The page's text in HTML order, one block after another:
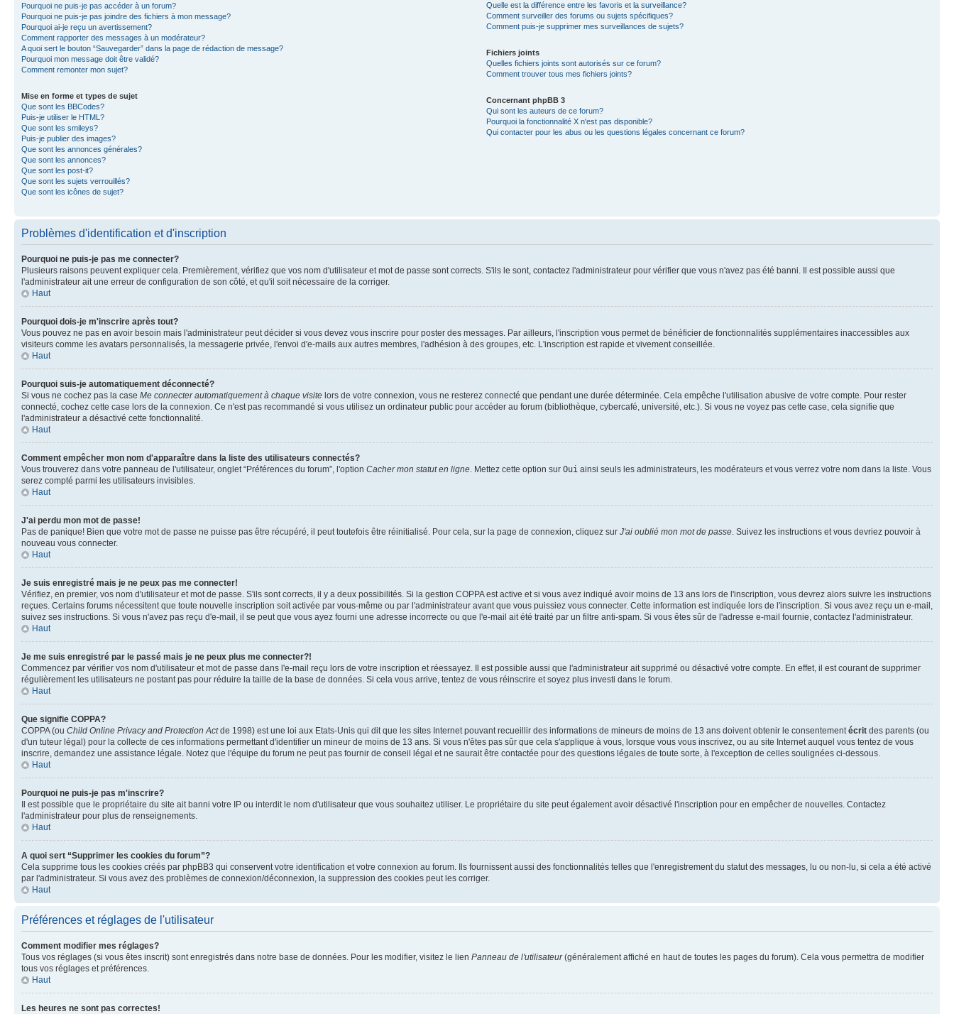
Pourquoi ne puis-je pas accéder à un forum?
Pourquoi ne puis-je pas joindre des fichiers à mon message?
Pourquoi ai-je reçu un avertissement?
Comment rapporter des messages à un modérateur?
A quoi sert le bouton “Sauvegarder” dans la page de rédaction de message?
Pourquoi mon message doit être validé?
Comment remonter mon sujet?
Mise en forme et types de sujet
Que sont les BBCodes?
Puis-je utiliser le HTML?
Que sont les smileys?
Puis-je publier des images?
Que sont les annonces générales?
Que sont les annonces?
Que sont les post-it?
Que sont les sujets verrouillés?
Que sont les icônes de sujet?
Quelle est la différence entre les favoris et la surveillance?
Comment surveiller des forums ou sujets spécifiques?
Comment puis-je supprimer mes surveillances de sujets?
Fichiers joints
Quelles fichiers joints sont autorisés sur ce forum?
Comment trouver tous mes fichiers joints?
Concernant phpBB 3
Qui sont les auteurs de ce forum?
Pourquoi la fonctionnalité X n'est pas disponible?
Qui contacter pour les abus ou les questions légales concernant ce forum?
Problèmes d'identification et d'inscription
Pourquoi ne puis-je pas me connecter?
Plusieurs raisons peuvent expliquer cela. Premièrement, vérifiez que vos nom d'utilisateur et mot de passe sont corrects. S'ils le sont, contactez l'administrateur pour vérifier que vous n'avez pas été banni. Il est possible aussi que
l'administrateur ait une erreur de configuration de son côté, et qu'il soit nécessaire de la corriger.
Haut
Pourquoi dois-je m'inscrire après tout?
Vous pouvez ne pas en avoir besoin mais l'administrateur peut décider si vous devez vous inscrire pour poster des messages. Par ailleurs, l'inscription vous permet de bénéficier de fonctionnalités supplémentaires inaccessibles aux
visiteurs comme les avatars personnalisés, la messagerie privée, l'envoi d'e-mails aux autres membres, l'adhésion à des groupes, etc. L'inscription est rapide et vivement conseillée.
Haut
Pourquoi suis-je automatiquement déconnecté?
Si vous ne cochez pas la case Me connecter automatiquement à chaque visite lors de votre connexion, vous ne resterez connecté que pendant une durée déterminée. Cela empêche l'utilisation abusive de votre compte. Pour rester
connecté, cochez cette case lors de la connexion. Ce n'est pas recommandé si vous utilisez un ordinateur public pour accéder au forum (bibliothèque, cybercafé, université, etc.). Si vous ne voyez pas cette case, cela signifie que
l'administrateur a désactivé cette fonctionnalité.
Haut
Comment empêcher mon nom d'apparaître dans la liste des utilisateurs connectés?
Vous trouverez dans votre panneau de l'utilisateur, onglet “Préférences du forum”, l'option Cacher mon statut en ligne. Mettez cette option sur Oui ainsi seuls les administrateurs, les modérateurs et vous verrez votre nom dans la liste. Vous
serez compté parmi les utilisateurs invisibles.
Haut
J'ai perdu mon mot de passe!
Pas de panique! Bien que votre mot de passe ne puisse pas être récupéré, il peut toutefois être réinitialisé. Pour cela, sur la page de connexion, cliquez sur J'ai oublié mon mot de passe. Suivez les instructions et vous devriez pouvoir à
nouveau vous connecter.
Haut
Je suis enregistré mais je ne peux pas me connecter!
Vérifiez, en premier, vos nom d'utilisateur et mot de passe. S'ils sont corrects, il y a deux possibilités. Si la gestion COPPA est active et si vous avez indiqué avoir moins de 13 ans lors de l'inscription, vous devrez alors suivre les instructions
reçues. Certains forums nécessitent que toute nouvelle inscription soit activée par vous-même ou par l'administrateur avant que vous puissiez vous connecter. Cette information est indiquée lors de l'inscription. Si vous avez reçu un e-mail,
suivez ses instructions. Si vous n'avez pas reçu d'e-mail, il se peut que vous ayez fourni une adresse incorrecte ou que l'e-mail ait été traité par un filtre anti-spam. Si vous êtes sûr de l'adresse e-mail fournie, contactez l'administrateur.
Haut
Je me suis enregistré par le passé mais je ne peux plus me connecter?!
Commencez par vérifier vos nom d'utilisateur et mot de passe dans l'e-mail reçu lors de votre inscription et réessayez. Il est possible aussi que l'administrateur ait supprimé ou désactivé votre compte. En effet, il est courant de supprimer
régulièrement les utilisateurs ne postant pas pour réduire la taille de la base de données. Si cela vous arrive, tentez de vous réinscrire et soyez plus investi dans le forum.
Haut
Que signifie COPPA?
COPPA (ou Child Online Privacy and Protection Actde 1998) est une loi aux Etats-Unis qui dit que les sites Internet pouvant recueillir des informations de mineurs de moins de 13 ans doivent obtenir le consentementécrit des parents (ou
d'un tuteur légal) pour la collecte de ces informations permettant d'identifier un mineur de moins de 13 ans. Si vous n'êtes pas sûr que cela s'applique à vous, lorsque vous vous inscrivez, ou au site Internet auquel vous tentez de vous
inscrire, demandez une assistance légale. Notez que l'équipe du forum ne peut pas fournir de conseil légal et ne saurait être contactée pour des questions légales de toute sorte, à l'exception de celles soulignées ci-dessous.
Haut
Pourquoi ne puis-je pas m'inscrire?
Il est possible que le propriétaire du site ait banni votre IP ou interdit le nom d'utilisateur que vous souhaitez utiliser. Le propriétaire du site peut également avoir désactivé l'inscription pour en empêcher de nouvelles. Contactez
l'administrateur pour plus de renseignements.
Haut
A quoi sert “Supprimer les cookies du forum”?
Cela supprime tous les cookies créés par phpBB3 qui conservent votre identification et votre connexion au forum. Ils fournissent aussi des fonctionnalités telles que l'enregistrement du statut des messages, lu ou non-lu, si cela a été activé
par l'administrateur. Si vous avez des problèmes de connexion/déconnexion, la suppression des cookies peut les corriger.
Haut
Préférences et réglages de l'utilisateur
Comment modifier mes réglages?
Tous vos réglages (si vous êtes inscrit) sont enregistrés dans notre base de données. Pour les modifier, visitez le lien Panneau de l'utilisateur(généralement affiché en haut de toutes les pages du forum). Cela vous permettra de modifier
tous vos réglages et préférences.
Haut
Les heures ne sont pas correctes!